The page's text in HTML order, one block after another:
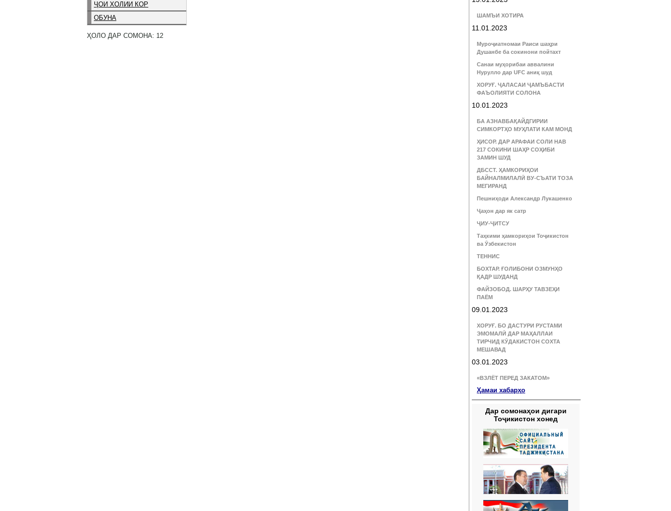
ҶОИ ХОЛИИ КОР
ОБУНА
ҲОЛО ДАР СОМОНА: 12
ШАМЪИ ХОТИРА
11.01.2023
Муроҷиатномаи Раиси шаҳри
Душанбе ба сокинони пойтахт
Санаи муҳорибаи аввалини
Нурулло дар UFC аниқ шуд
ХОРУҒ. ҶАЛАСАИ ҶАМЪБАСТИ
ФАЪОЛИЯТИ СОЛОНА
10.01.2023
БА АЗНАВБАҚАЙДГИРИИ
СИМКОРТҲО МУҲЛАТИ КАМ МОНД
ҲИСОР. ДАР АРАФАИ СОЛИ НАВ
217 СОКИНИ ШАҲР СОҲИБИ
ЗАМИН ШУД
ДБССТ. ҲАМКОРИҲОИ
БАЙНАЛМИЛАЛӢ ВУ-СЪАТИ ТОЗА
МЕГИРАНД
Пешниҳоди Александр Лукашенко
Ҷаҳон дар як сатр
ҶИУ-ҶИТСУ
Таҳкими ҳамкориҳои Тоҷикистон
ва Ӯзбекистон
ТЕННИС
БОХТАР. ҒОЛИБОНИ ОЗМУНҲО
ҚАДР ШУДАНД
ФАЙЗОБОД. ШАРҲУ ТАВЗЕҲИ
ПАЁМ
09.01.2023
ХОРУҒ. БО ДАСТУРИ РУСТАМИ
ЭМОМАЛӢ ДАР МАҲАЛЛАИ
ТИРЧИД КӮДАКИСТОН СОХТА
МЕШАВАД
03.01.2023
«ВЗЛЁТ ПЕРЕД ЗАКАТОМ»
Ҳамаи хабарҳо
Дар сомонаҳои дигари
Тоҷикистон хонед